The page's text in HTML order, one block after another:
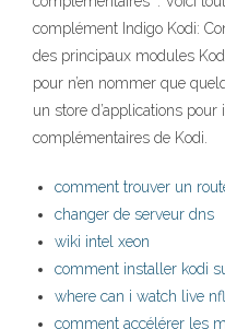
complément Indigo Kodi:
des principaux modules
pour n’en nommer que
un store d’applications
complémentaires de Kodi.
comment trouver un
changer de serveur dns
wiki intel xeon
comment installer kodi
where can i watch live
comment accélérer les